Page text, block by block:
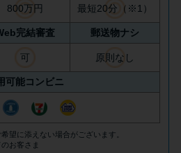
えないが強制退去は避け
は？絶対審査通る？借金
800万円 最短20分（※1）
完結審査 郵送物ナシ
可 原則なし
可能コンビニ
に添えない場合がございます。
お客さま